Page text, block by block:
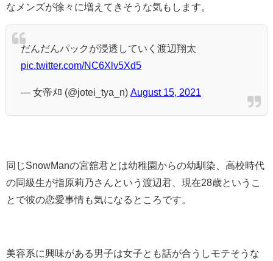
なメンズが徐々に増えてきそうな気もします。
だんだんパックが浸透していく渡辺翔太
pic.twitter.com/NC6Xlv5Xd5
— 女帝ﾒﾛ (@jotei_tya_n) August 15, 2021
同じSnowManの宮舘君とは幼稚園からの幼馴染、高校時代
の同級生が指原莉乃さんという渡辺君、現在28歳というこ
とで彼の恋愛事情も気になるところです。
美容系に興味がある男子は女子とも話が合うしモテそうな